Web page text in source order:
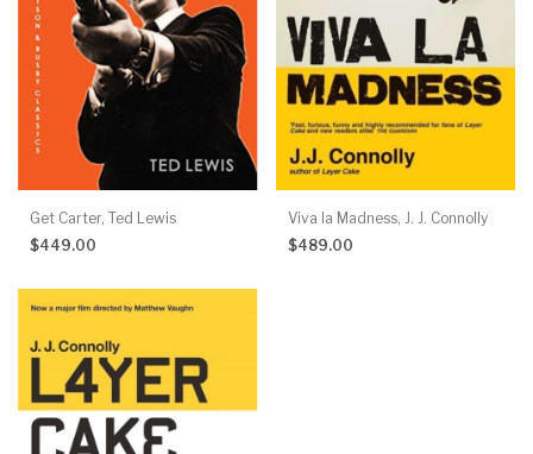
Get Carter, Ted Lewis
$449.00
Viva la Madness, J. J. Connolly
$489.00